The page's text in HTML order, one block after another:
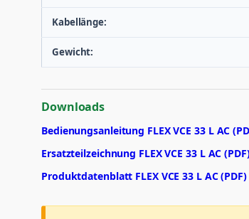
Kabellänge:
Gewicht:
Downloads
Bedienungsanleitung FLEX VCE 33 L AC
Ersatzteilzeichnung FLEX VCE 33 L AC
Produktdatenblatt FLEX VCE 33 L AC (PDF)